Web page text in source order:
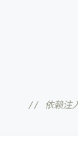
// 依赖注